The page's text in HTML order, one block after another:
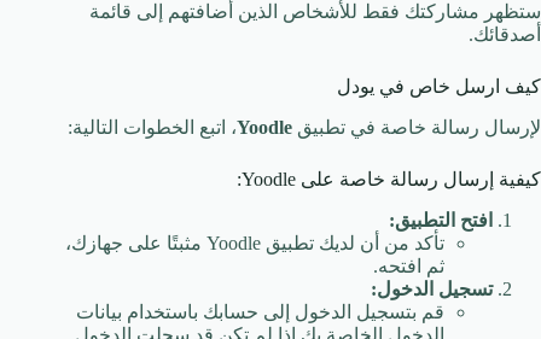
ستظهر مشاركتك فقط للأشخاص الذين أضافتهم إلى قائمة
أصدقائك.
كيف ارسل خاص في يودل
لإرسال رسالة خاصة في تطبيق Yoodle، اتبع الخطوات التالية:
كيفية إرسال رسالة خاصة على Yoodle:
افتح التطبيق:
تأكد من أن لديك تطبيق Yoodle مثبتًا على جهازك،
ثم افتحه.
تسجيل الدخول:
قم بتسجيل الدخول إلى حسابك باستخدام بيانات
الدخول الخاصة بك إذا لم تكن قد سجلت الدخول